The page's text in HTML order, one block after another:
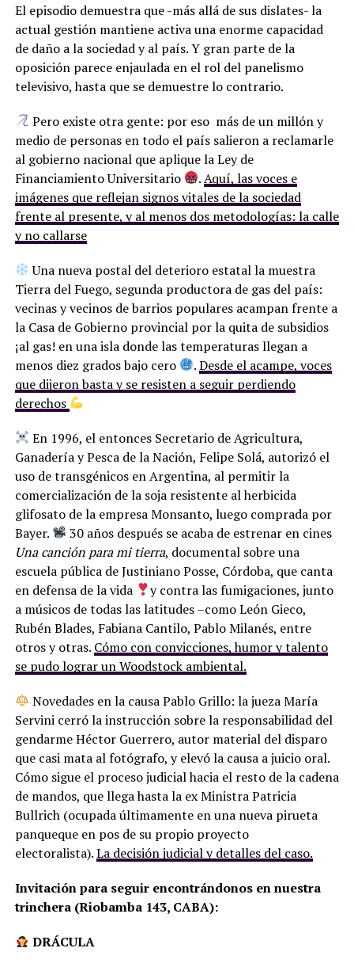
El episodio demuestra que -más allá de sus dislates- la
actual gestión mantiene activa una enorme capacidad
de daño a la sociedad y al país. Y gran parte de la
oposición parece enjaulada en el rol del panelismo
televisivo, hasta que se demuestre lo contrario.
Pero existe otra gente: por eso más de un millón y
medio de personas en todo el país salieron a reclamarle
al gobierno nacional que aplique la Ley de
Financiamiento Universitario
.Aquí, las voces e
imágenes que reflejan signos vitales de la sociedad
frente al presente, y al menos dos metodologías: la calle
y no callarse
Una nueva postal del deterioro estatal la muestra
Tierra del Fuego, segunda productora de gas del país:
vecinas y vecinos de barrios populares acampan frente a
la Casa de Gobierno provincial por la quita de subsidios
¡al gas! en una isla donde las temperaturas llegan a
menos diez grados bajo cero
.Desde el acampe, voces
que dijeron basta y se resisten a seguir perdiendo
derechos
En 1996, el entonces Secretario de Agricultura,
Ganadería y Pesca de la Nación, Felipe Solá, autorizó el
uso de transgénicos en Argentina, al permitir la
comercialización de la soja resistente al herbicida
glifosato de la empresa Monsanto, luego comprada por
Bayer.
30 años después se acaba de estrenar en cines
Una canción para mi tierra, documental sobre una
escuela pública de Justiniano Posse, Córdoba, que canta
en defensa de la vida
y contra las fumigaciones, junto
a músicos de todas las latitudes –como León Gieco,
Rubén Blades, Fabiana Cantilo, Pablo Milanés, entre
otros y otras. Cómo con convicciones, humor y talento
se pudo lograr un Woodstock ambiental.
Novedades en la causa Pablo Grillo: la jueza María
Servini cerró la instrucción sobre la responsabilidad del
gendarme Héctor Guerrero, autor material del disparo
que casi mata al fotógrafo, y elevó la causa a juicio oral.
Cómo sigue el proceso judicial hacia el resto de la cadena
de mandos, que llega hasta la ex Ministra Patricia
Bullrich (ocupada últimamente en una nueva pirueta
panqueque en pos de su propio proyecto
electoralista).La decisión judicial y detalles del caso.
Invitación para seguir encontrándonos en nuestra
trinchera (Riobamba 143, CABA):
DRÁCULA